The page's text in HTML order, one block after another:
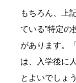
もちろん、上
ている”特定の
があります。
は、入学後に
とよいでしょう